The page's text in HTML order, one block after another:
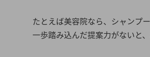
たとえば美容院なら、シャンプ
一歩踏み込んだ提案力がないと